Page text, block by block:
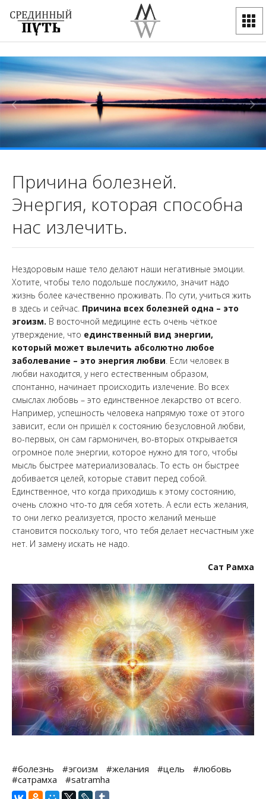
Причина болезней.
Энергия, которая способна
нас излечить.
Нездоровым наше тело делают наши негативные эмоции.
Хотите, чтобы тело подольше послужило, значит надо
жизнь более качественно проживать. По сути, учиться жить
в здесь и сейчас. Причина всех болезней одна – это
эгоизм. В восточной медицине есть очень чёткое
утверждение, что единственный вид энергии,
который может вылечить абсолютно любое
заболевание – это энергия любви. Если человек в
любви находится, у него естественным образом,
спонтанно, начинает происходить излечение. Во всех
смыслах любовь – это единственное лекарство от всего.
Например, успешность человека напрямую тоже от этого
зависит, если он пришёл к состоянию безусловной любви,
во-первых, он сам гармоничен, во-вторых открывается
огромное поле энергии, которое нужно для того, чтобы
мысль быстрее материализовалась. То есть он быстрее
добивается целей, которые ставит перед собой.
Единственное, что когда приходишь к этому состоянию,
очень сложно что-то для себя хотеть. А если есть желания,
то они легко реализуется, просто желаний меньше
становится поскольку того, что тебя делает несчастным уже
нет. И замену искать не надо.
Сат Рамха
#болезнь #эгоизм #желания #цель
#любовь
#сатрамха
#satramha